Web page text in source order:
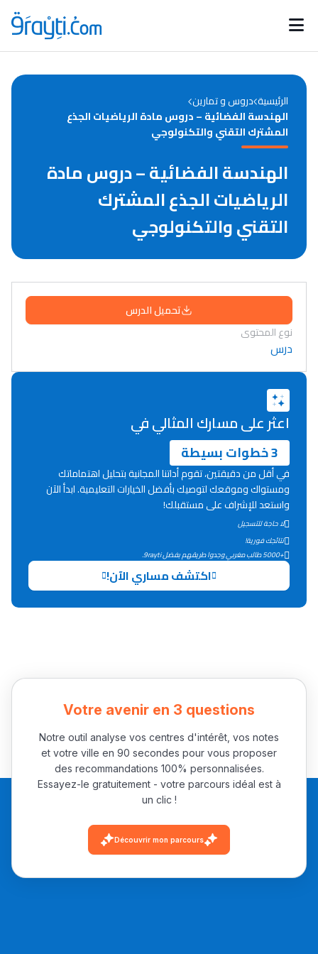
Catégories
Annonces bourses
Lycée Maroc
التعليم الثانوي التأهيلي
+ de 78 Sujets
Interviews/Vidéos
+ de 89 Interviews/Vidéos
دليل المهن
الرئيسية دروس و تمارين
الهندسة الفضائية – دروس مادة الرياضيات الجذع
المشترك التقني والتكنولوجي
الهندسة الفضائية – دروس مادة
الرياضيات الجذع المشترك
التقني والتكنولوجي
تحميل الدرس
نوع المحتوى
درس
اعثر على مسارك المثالي في
3 خطوات بسيطة
في أقل من دقيقتين، تقوم أداتنا المجانية بتحليل اهتماماتك
ومستواك وموقعك لتوصيك بأفضل الخيارات التعليمية. ابدأ الآن
واستعد للإشراف على مستقبلك!
لا حاجة للتسجيل
نتائجك فورية!
+5000 طالب مغربي وجدوا طريقهم بفضل 9rayti.
اكتشف مساري الآن!
Votre avenir en 3 questions
Notre outil analyse vos centres d'intérêt, vos notes
et votre ville en 90 secondes pour vous proposer
des recommandations 100% personnalisées.
Essayez-le gratuitement - votre parcours idéal est à
un clic !
Découvrir mon parcours